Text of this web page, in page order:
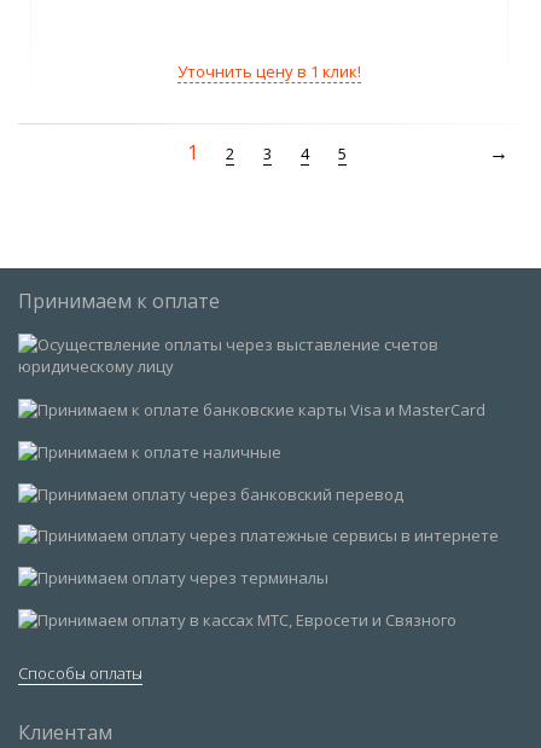
Уточнить цену в 1 клик!
1 2 3 4 5
Принимаем к оплате
Способы оплаты
Клиентам